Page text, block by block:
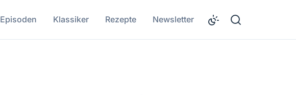
Episoden Klassiker Rezepte Newsletter